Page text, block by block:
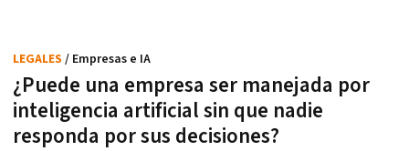
¿Puede una empresa ser manejada por
inteligencia artificial sin que nadie
responda por sus decisiones?
LEGALES / Empresas e IA